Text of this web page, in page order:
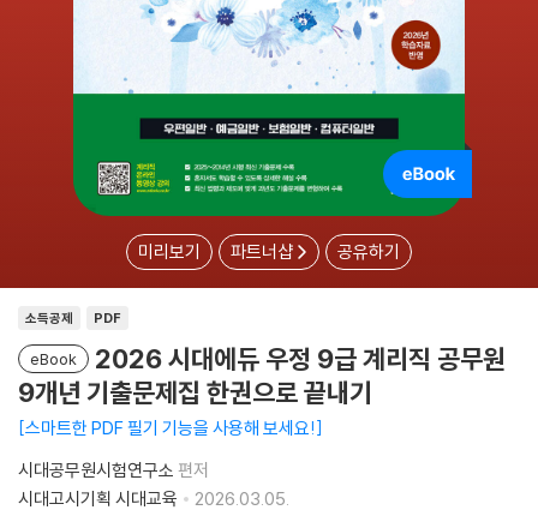
미리보기 파트너샵 공유하기
소득공제 PDF
eBook
2026 시대에듀 우정 9급 계리직 공무원
9개년 기출문제집 한권으로 끝내기
스마트한 PDF 필기 기능을 사용해 보세요!
시대공무원시험연구소 편저
시대고시기획 시대교육
2026.03.05.